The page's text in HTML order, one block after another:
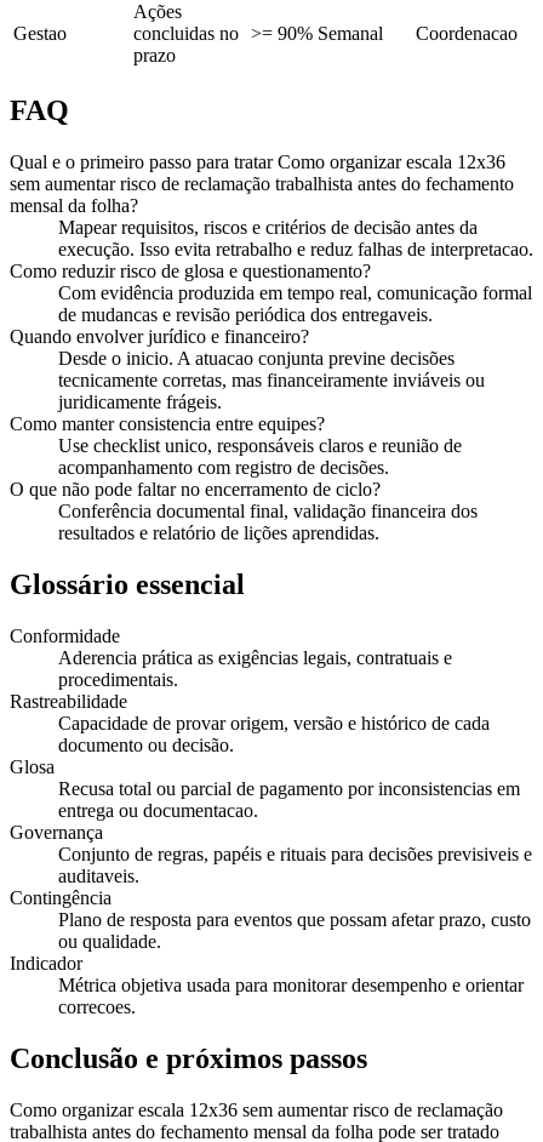
Gestao
Ações
concluidas no
prazo
>= 90% Semanal Coordenacao
FAQ
Qual e o primeiro passo para tratar Como organizar escala 12x36
sem aumentar risco de reclamação trabalhista antes do fechamento
mensal da folha?
Mapear requisitos, riscos e critérios de decisão antes da
execução. Isso evita retrabalho e reduz falhas de interpretacao.
Como reduzir risco de glosa e questionamento?
Com evidência produzida em tempo real, comunicação formal
de mudancas e revisão periódica dos entregaveis.
Quando envolver jurídico e financeiro?
Desde o inicio. A atuacao conjunta previne decisões
tecnicamente corretas, mas financeiramente inviáveis ou
juridicamente frágeis.
Como manter consistencia entre equipes?
Use checklist unico, responsáveis claros e reunião de
acompanhamento com registro de decisões.
O que não pode faltar no encerramento de ciclo?
Conferência documental final, validação financeira dos
resultados e relatório de lições aprendidas.
Glossário essencial
Conformidade
Aderencia prática as exigências legais, contratuais e
procedimentais.
Rastreabilidade
Capacidade de provar origem, versão e histórico de cada
documento ou decisão.
Glosa
Recusa total ou parcial de pagamento por inconsistencias em
entrega ou documentacao.
Governança
Conjunto de regras, papéis e rituais para decisões previsiveis e
auditaveis.
Contingência
Plano de resposta para eventos que possam afetar prazo, custo
ou qualidade.
Indicador
Métrica objetiva usada para monitorar desempenho e orientar
correcoes.
Conclusão e próximos passos
Como organizar escala 12x36 sem aumentar risco de reclamação
trabalhista antes do fechamento mensal da folha pode ser tratado